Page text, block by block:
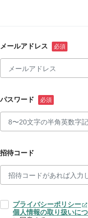
メールアドレス
パスワード
招待コード
プライバシーポリシー
個人情報の取り扱いに